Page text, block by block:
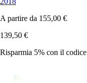
A partire da 155,00 €
139,50 €
Risparmia 5% con il codice